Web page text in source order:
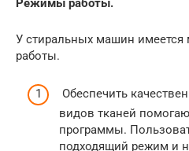
Режимы работы.
У стиральных машин
работы.
Обеспечить
видов тканей
программы.
подходящий режим и